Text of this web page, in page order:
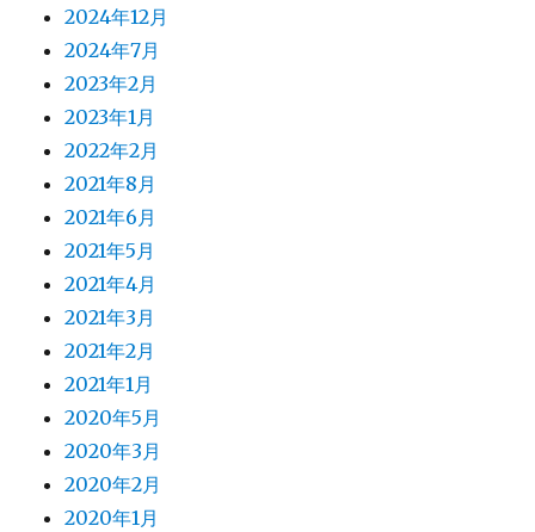
2024年12月
2024年7月
2023年2月
2023年1月
2022年2月
2021年8月
2021年6月
2021年5月
2021年4月
2021年3月
2021年2月
2021年1月
2020年5月
2020年3月
2020年2月
2020年1月